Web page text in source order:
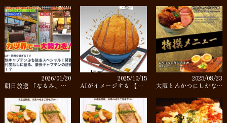
2026/01/20
朝日放送 「なるみ、…
2025/10/15
AIがイメージする 【…
2025/08/23
大阪とんかつにしかな…